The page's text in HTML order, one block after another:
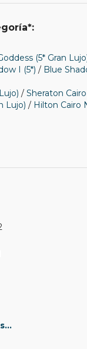
(5* Gran
I (5*) / Blue
/ Sheraton
Lujo) / Hilton Cairo